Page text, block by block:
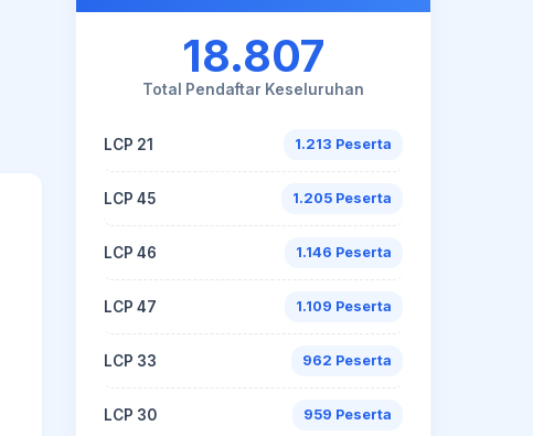
18.807
Total Pendaftar Keseluruhan
LCP 21 1.213 Peserta
LCP 45 1.205 Peserta
LCP 46 1.146 Peserta
LCP 47 1.109 Peserta
LCP 33 962 Peserta
LCP 30 959 Peserta